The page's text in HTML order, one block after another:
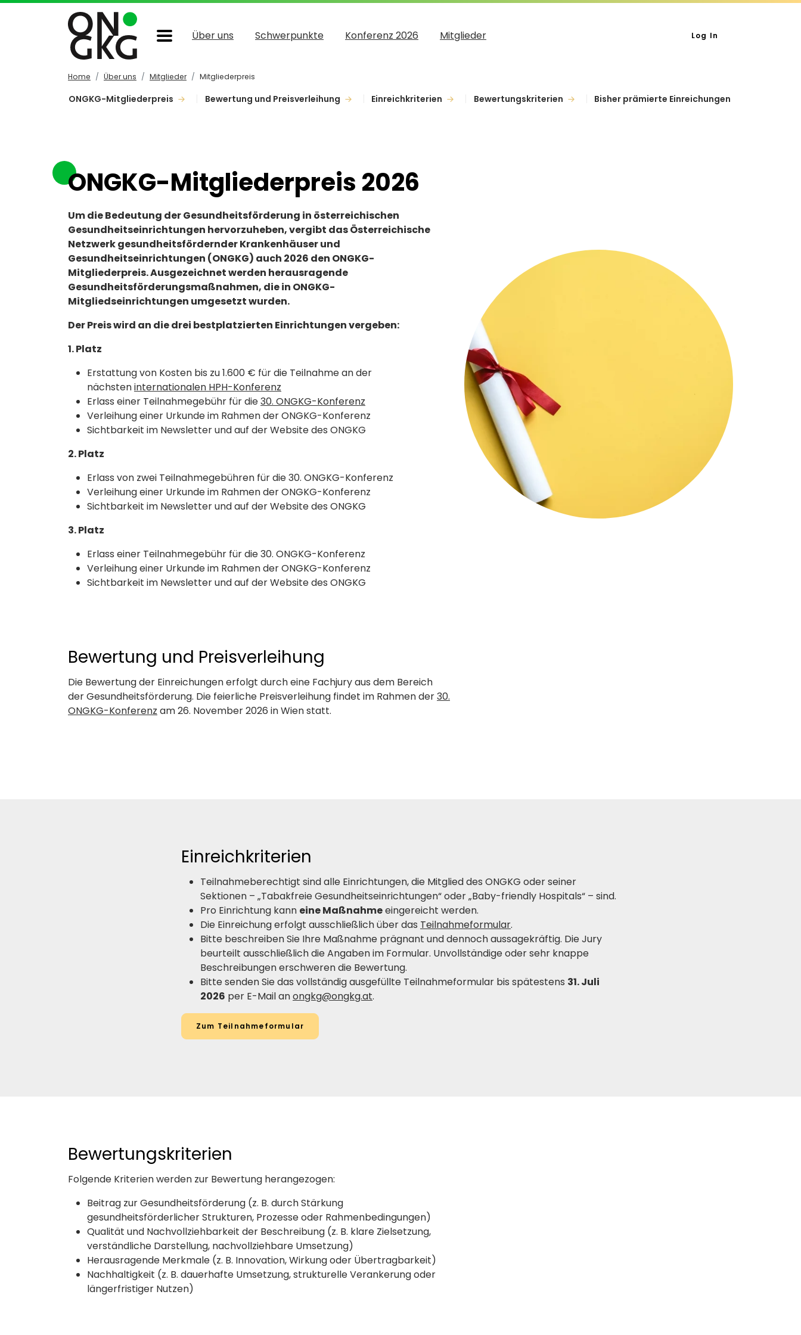
Über uns Schwerpunkte Konferenz 2026 Mitglieder Log In
Home Über uns Mitglieder Mitgliederpreis
ONGKG-Mitgliederpreis Bewertung und Preisverleihung Einreichkriterien Bewertungskriterien Bisher prämierte Einreichungen
ONGKG-Mitgliederpreis 2026
Um die Bedeutung der Gesundheitsförderung in österreichischen
Gesundheitseinrichtungen hervorzuheben, vergibt das Österreichische
Netzwerk gesundheitsfördernder Krankenhäuser und
Gesundheitseinrichtungen (ONGKG) auch 2026 den ONGKG-
Mitgliederpreis. Ausgezeichnet werden herausragende
Gesundheitsförderungsmaßnahmen, die in ONGKG-
Mitgliedseinrichtungen umgesetzt wurden.
Der Preis wird an die drei bestplatzierten Einrichtungen vergeben:
1. Platz
Erstattung von Kosten bis zu 1.600 € für die Teilnahme an der
nächsteninternationalen HPH-Konferenz
Erlass einer Teilnahmegebühr für die30. ONGKG-Konferenz
Verleihung einer Urkunde im Rahmen der ONGKG-Konferenz
Sichtbarkeit im Newsletter und auf der Website des ONGKG
2. Platz
Erlass von zwei Teilnahmegebühren für die 30. ONGKG-Konferenz
Verleihung einer Urkunde im Rahmen der ONGKG-Konferenz
Sichtbarkeit im Newsletter und auf der Website des ONGKG
3. Platz
Erlass einer Teilnahmegebühr für die 30. ONGKG-Konferenz
Verleihung einer Urkunde im Rahmen der ONGKG-Konferenz
Sichtbarkeit im Newsletter und auf der Website des ONGKG
Bewertung und Preisverleihung
Die Bewertung der Einreichungen erfolgt durch eine Fachjury aus dem Bereich
der Gesundheitsförderung. Die feierliche Preisverleihung findet im Rahmen der30.
ONGKG-Konferenz am 26. November 2026 in Wien statt.
Einreichkriterien
Teilnahmeberechtigt sind alle Einrichtungen, die Mitglied des ONGKG oder seiner
Sektionen – „Tabakfreie Gesundheitseinrichtungen“ oder „Baby-friendly Hospitals“ – sind.
Pro Einrichtung kann eine Maßnahmeeingereicht werden.
Die Einreichung erfolgt ausschließlich über das Teilnahmeformular.
Bitte beschreiben Sie Ihre Maßnahme prägnant und dennoch aussagekräftig. Die Jury
beurteilt ausschließlich die Angaben im Formular. Unvollständige oder sehr knappe
Beschreibungen erschweren die Bewertung.
Bitte senden Sie das vollständig ausgefüllte Teilnahmeformular bis spätestens 31. Juli
2026 per E-Mail anongkg@ongkg.at.
Zum Teilnahmeformular
Bewertungskriterien
Folgende Kriterien werden zur Bewertung herangezogen:
Beitrag zur Gesundheitsförderung (z. B. durch Stärkung
gesundheitsförderlicher Strukturen, Prozesse oder Rahmenbedingungen)
Qualität und Nachvollziehbarkeit der Beschreibung (z. B. klare Zielsetzung,
verständliche Darstellung, nachvollziehbare Umsetzung)
Herausragende Merkmale (z. B. Innovation, Wirkung oder Übertragbarkeit)
Nachhaltigkeit (z. B. dauerhafte Umsetzung, strukturelle Verankerung oder
längerfristiger Nutzen)